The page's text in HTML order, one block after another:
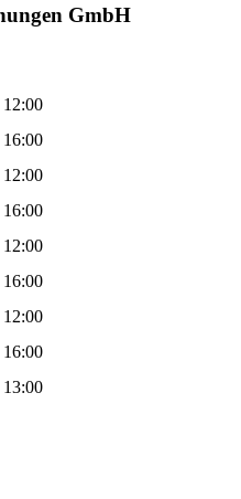
GmbH
16:00
16:00
16:00
16:00